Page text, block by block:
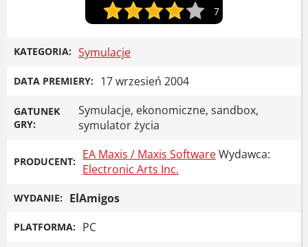
7
KATEGORIA: Symulacje
DATA PREMIERY: 17 wrzesień 2004
GATUNEK
GRY:
Symulacje, ekonomiczne, sandbox,
symulator życia
PRODUCENT: EA Maxis / Maxis SoftwareWydawca:
Electronic Arts Inc.
WYDANIE: ElAmigos
PLATFORMA: PC